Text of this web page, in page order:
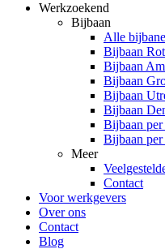
Werkzoekend
Bijbaan
Alle
Bijbaan
Bijbaan
Bijbaan
Bijbaan
Bijbaan
Bijbaan per
Bijbaan per
Meer
Contact
Voor werkgevers
Over ons
Contact
Blog